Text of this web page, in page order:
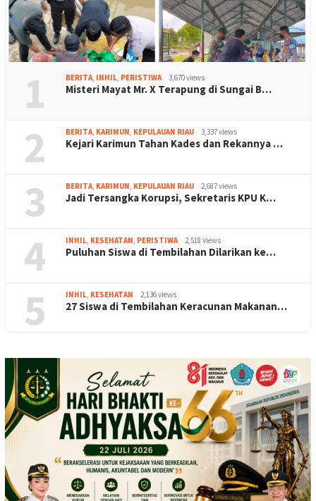
1 BERITA, INHIL, PERISTIWA 3,670 views
Misteri Mayat Mr. X Terapung di Sungai B…
2 BERITA, KARIMUN, KEPULAUAN RIAU 3,337 views
Kejari Karimun Tahan Kades dan Rekannya …
3 BERITA, KARIMUN, KEPULAUAN RIAU 2,687 views
Jadi Tersangka Korupsi, Sekretaris KPU K…
4 INHIL, KESEHATAN, PERISTIWA 2,518 views
Puluhan Siswa di Tembilahan Dilarikan ke…
5 INHIL, KESEHATAN 2,136 views
27 Siswa di Tembilahan Keracunan Makanan…